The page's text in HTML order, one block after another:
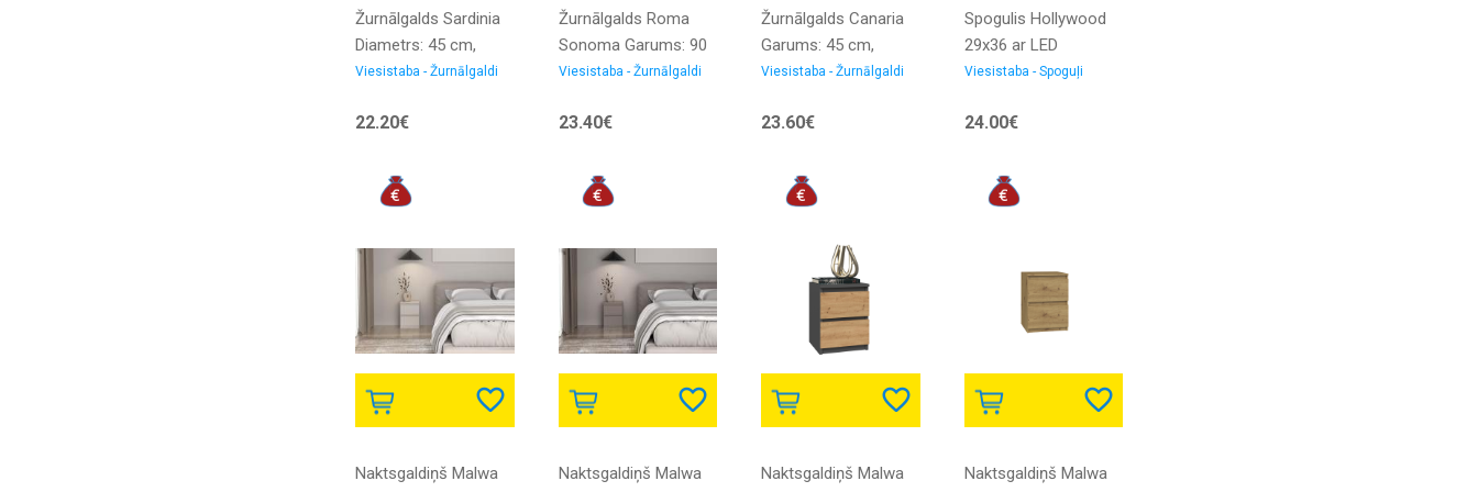
Žurnālgalds Sardinia
Diametrs: 45 cm,
Augstums: 48 cm,
apaļš, Materiāls:
caurspīdīgs
Viesistaba - Žurnālgaldi
22.20€
Žurnālgalds Roma
Sonoma Garums: 90
cm, Platums: 51 cm,
Virsma: matēta,
Materiāls: LKSP +
finieris, Krāsa:
Viesistaba - Žurnālgaldi
23.40€
Žurnālgalds Canaria
Garums: 45 cm,
Platums: 45 cm,
Virsma: stikla, Forma:
tērauds, Krāsa:
caurspīdīgs
Viesistaba - Žurnālgaldi
23.60€
Spogulis Hollywood
29x36 ar LED
Platums: 29 cm,
Forma: taisnstūris,
Ar LED: 1
Viesistaba - Spoguļi
24.00€
Naktsgaldiņš Malwa
Naktsgaldiņš Malwa
Naktsgaldiņš Malwa
Naktsgaldiņš Malwa